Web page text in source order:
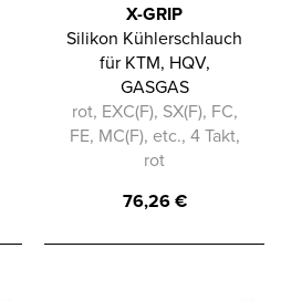
X-GRIP
Silikon Kühlerschlauch
für KTM, HQV,
GASGAS
rot, EXC(F), SX(F), FC,
FE, MC(F), etc., 4 Takt,
rot
76,26€